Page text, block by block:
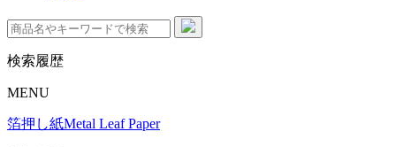
検索履歴
MENU
箔押し紙Metal Leaf Paper